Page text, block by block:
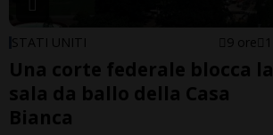
STATI UNITI 9 ore 1
Una corte federale blocca la
sala da ballo della Casa
Bianca